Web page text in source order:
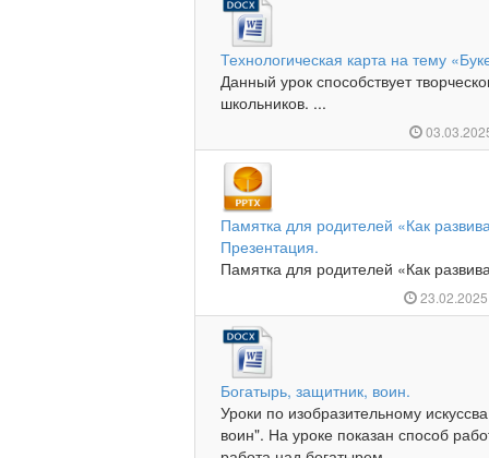
Технологическая карта на тему
Данный урок способствует
школьников. ...
Памятка для родителей «Как
Презентация.
Памятка для родителей «Как
Богатырь, защитник, воин.
Уроки по изобразительному
воин". На уроке показан способ